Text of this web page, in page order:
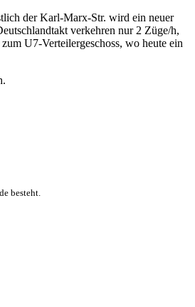
der Karl-Marx-Str. wird ein neuer
verkehren nur 2 Züge/h,
U7-Verteilergeschoss, wo heute ein
besteht.